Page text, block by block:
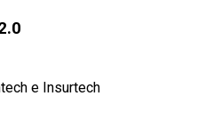
e Insurtech